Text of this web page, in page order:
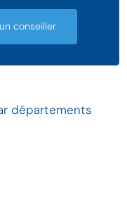
conseiller
départements